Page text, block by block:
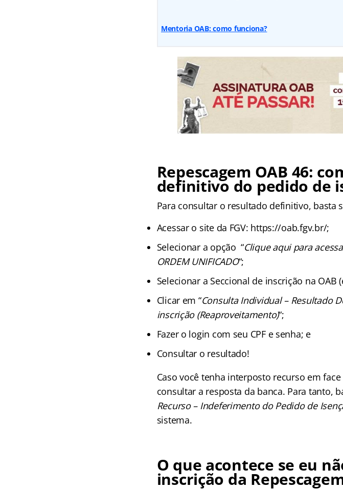
Mentoria OAB: como funciona?
Repescagem OAB 46:
definitivo do pedido de
Para consultar o resultado definitivo, basta
Acessar o site da FGV: https://oab.fgv.br/;
Selecionar a opção “Clique aqui para
ORDEM UNIFICADO“;
Selecionar a Seccional de inscrição na OAB
Clicar em “Consulta Individual – Resultado
inscrição (Reaproveitamento)“;
Fazer o login com seu CPF e senha; e
Consultar o resultado!
Caso você tenha interposto recurso em
consultar a resposta da banca. Para tanto,
Recurso – Indeferimento do Pedido de
sistema.
O que acontece se eu
inscrição da